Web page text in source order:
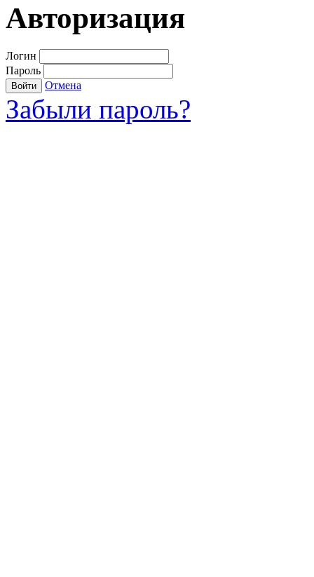
Авторизация
Логин
Пароль
Войти Отмена
Забыли пароль?